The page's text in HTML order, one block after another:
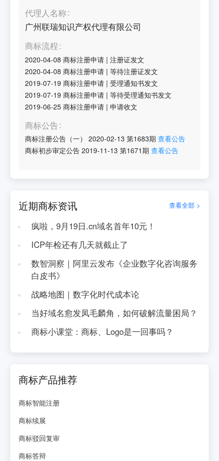
代理人名称
广州联瑞知识产权代理有限公司
商标流程
2020-04-08 商标注册申请 |注册证发文
2020-04-08 商标注册申请 |等待注册证发文
2019-07-19 商标注册申请 |受理通知书发文
2019-07-19 商标注册申请 |等待受理通知书发文
2019-06-25 商标注册申请 |申请收文
商标公告
商标注册公告（一） 2020-02-13 第1683期 查看公告
商标初步审定公告 2019-11-13 第1671期 查看公告
近期商标资讯 查看全部 >
疯啦，9月19日.cn域名首年10元！
ICP年检还有几天就截止了
数智洞察｜阿里云发布《企业数字化咨询服务
白皮书》
战略地图｜数字化时代成本论
当好域名愈发凤毛麟角，如何破解流量困局？
商标小课堂：商标、Logo是一回事吗？
商标产品推荐
商标智能注册
商标续展
商标驳回复审
商标答辩